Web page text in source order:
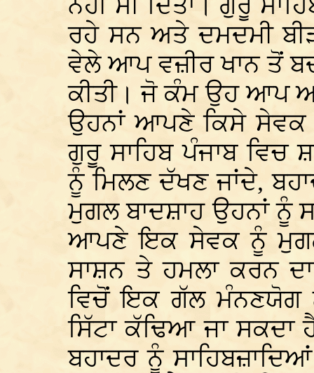
ਨਹੀਂ ਸੀ ਦਿੱਤਾ। ਗੁਰੂ
ਰਹੇ ਸਨ ਅਤੇ ਦਮਦਮੀ
ਵੇਲੇ ਆਪ ਵਜ਼ੀਰ ਖਾਨ ਤੋਂ
ਕੀਤੀ। ਜੋ ਕੰਮ ਉਹ ਆਪ
ਉਹਨਾਂ ਆਪਣੇ ਕਿਸੇ ਸੇਵਕ
ਗੁਰੂ ਸਾਹਿਬ ਪੰਜਾਬ
ਨੂੰ ਮਿਲਣ ਦੱਖਣ ਜਾਂਦੇ,
ਮੁਗਲ ਬਾਦਸ਼ਾਹ ਉਹਨਾਂ ਨੂੰ
ਆਪਣੇ ਇਕ ਸੇਵਕ ਨੂੰ
ਸਾਸ਼ਨ ਤੇ ਹਮਲਾ ਕਰਨ
ਵਿਚੋਂ ਇਕ ਗੱਲ ਮੰਨਣਯੋਗ
ਸਿੱਟਾ ਕੱਢਿਆ ਜਾ ਸਕਦਾ
ਬਹਾਦਰ ਨੂੰ